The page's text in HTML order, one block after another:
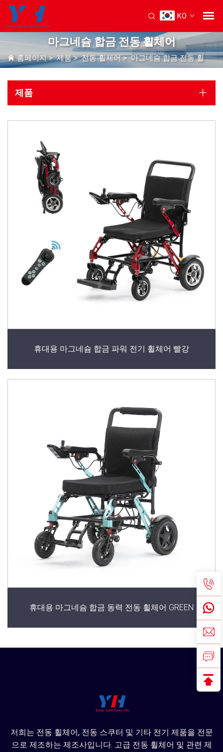
KO
마그네슘 합금 전동 휠체어
홈페이지>제품>전동 휠체어>마그네슘 합금 전동 휠체어
제품
휴대용 마그네슘 합금 파워 전기 휠체어 빨강
휴대용 마그네슘 합금 동력 전동 휠체어 GREEN
저희는 전동 휠체어, 전동 스쿠터 및 기타 전기 제품을 전문
으로 제조하는 제조사입니다. 고급 전동 휠체어 및 관련 제